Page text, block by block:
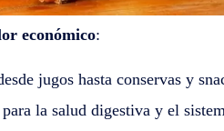
económico:
jugos hasta conservas y
la salud digestiva y el